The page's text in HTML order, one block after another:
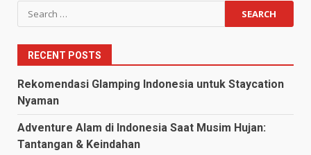
Search
for:
RECENT POSTS
Rekomendasi Glamping Indonesia untuk Staycation
Nyaman
Adventure Alam di Indonesia Saat Musim Hujan:
Tantangan & Keindahan